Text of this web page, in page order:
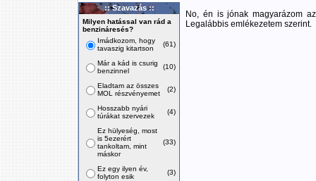
:: Szavazás ::
Milyen hatással van rád a
benzináresés?
Imádkozom, hogy
tavaszig kitartson
(61)
Már a kád is csurig
benzinnel
(10)
Eladtam az összes
MOL részvényemet
(2)
Hosszabb nyári
túrákat szervezek
(4)
Ez hülyeség, most
is 5ezerért
tankoltam, mint
máskor
(33)
Ez egy ilyen év,
folyton esik
(3)
No, én is jónak magyarázom
Legalábbis emlékezetem szerint.